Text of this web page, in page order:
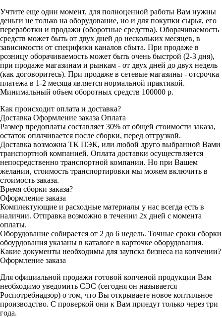
Учтите еще один момент, для полноценной работы Вам нужны
деньги не только на оборудование, но и для покупки сырья, его
переработки и продажи (оборотные средства). Оборачиваемость
средств может быть от двух дней до нескольких месяцев, в
зависимости от специфики каналов сбыта. При продаже в
розницу оборачиваемость может быть очень быстрой (2-3 дня),
при продаже магазинам и рынкам - от двух дней до двух недель
(как договоритесь). При продаже в сетевые магазины - отсрочка
платежа в 1-2 месяца является нормальной практикой.
Минимальный объем оборотных средств 100000 р.
Как происходит оплата и доставка?
Доставка Оформление заказа Оплата
Размер предоплаты составляет 30% от общей стоимости заказа,
остаток оплачивается после сборки, перед отгрузкой.
Доставка возможна ТК ПЭК, или любой друго выбранной Вами
транспортной компанией. Оплата доставки осуществляется
непосредственно транспортной компании. Но при Вашем
желании, стоимость транспортировки мы можем включить в
стоимость заказа.
Время сборки заказа?
Оформление заказа
Комплектующие и расходные материалы у нас всегда есть в
наличии. Отправка возможно в течении 2х дней с момента
оплаты.
Оборудование собирается от 2 до 6 недель. Точные сроки сборки
обоурдования указаны в каталоге в карточке оборудования.
Какие документы необходимы для заупска бизнеса на копчении?
Оформление заказа
Для официальной продажи готовой копченой продукции Вам
необходимо уведомить СЭС (сегодня он называется
Роспотребнадзор) о том, что Вы открываете новое коптильное
производство. С проверкой они к Вам приедут только через три
года.